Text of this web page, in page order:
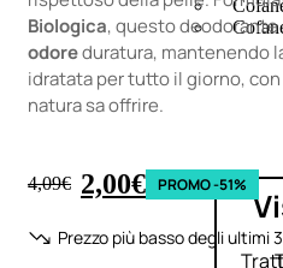
Biologica, questo
odoreduratura, mantenendo
idratata per tutto il giorno,
natura sa offrire.
4,09€ 2,00€ PROMO -51%
Prezzo più basso degli ultimi